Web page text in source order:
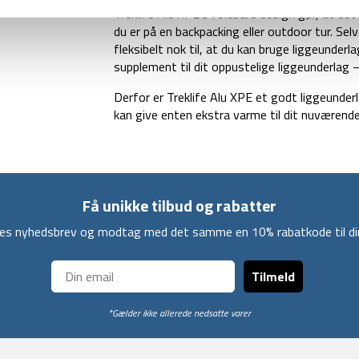
Treklife Alu XPE’s foldbare design gør, at
du er på en backpacking eller outdoor tur.
fleksibelt nok til, at du kan bruge
supplement til dit oppustelige
Derfor er Treklife Alu XPE et godt
kan give enten ekstra varme til dit
Få unikke tilbud og rabatter
nyhedsbrev og modtag med det samme en 10% rabatkode til
Tilmeld
*Gælder ikke allerede nedsatte varer